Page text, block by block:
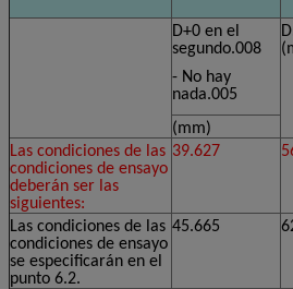
D+0 en el
segundo.008
- No hay
nada.005
(mm)
Las condiciones de las
condiciones de ensayo
deberán ser las
siguientes:
39.627
Las condiciones de las
condiciones de ensayo
se especificarán en el
punto 6.2.
45.665